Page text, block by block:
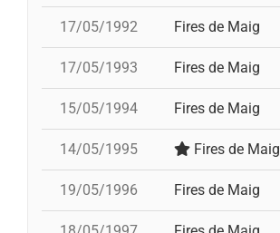
17/05/1992 Fires de Maig
17/05/1993 Fires de Maig
15/05/1994 Fires de Maig
14/05/1995 Fires de Maig
19/05/1996 Fires de Maig